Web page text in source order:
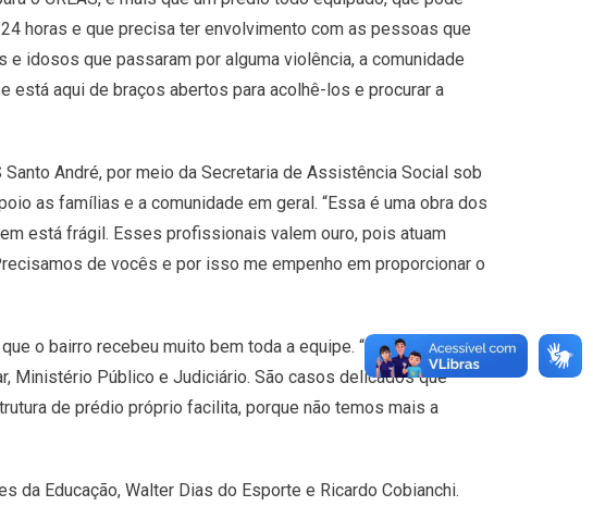
horas e que precisa ter envolvimento com as pessoas que
idosos que passaram por alguma violência, a comunidade
está aqui de braços abertos para acolhê-los e procurar a
André, por meio da Secretaria de Assistência Social sob
as famílias e a comunidade em geral. “Essa é uma obra dos
está frágil. Esses profissionais valem ouro, pois atuam
de vocês e por isso me empenho em proporcionar o
o bairro recebeu muito bem toda a equipe. “Nosso trabalho
Ministério Público e Judiciário. São casos delicados que
de prédio próprio facilita, porque não temos mais a
da Educação, Walter Dias do Esporte e Ricardo Cobianchi.